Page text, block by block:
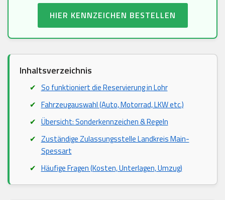
HIER KENNZEICHEN BESTELLEN
Inhaltsverzeichnis
So funktioniert die Reservierung in Lohr
Fahrzeugauswahl (Auto, Motorrad, LKW etc.)
Übersicht: Sonderkennzeichen & Regeln
Zuständige Zulassungsstelle Landkreis Main-
Spessart
Häufige Fragen (Kosten, Unterlagen, Umzug)